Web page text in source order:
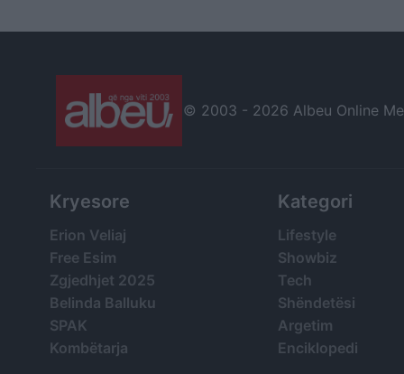
© 2003 - 2026 Albeu Online
Kryesore
Erion Veliaj
Free Esim
Zgjedhjet 2025
Belinda Balluku
SPAK
Kombëtarja
Kategori
Lifestyle
Showbiz
Tech
Shëndetësi
Argetim
Enciklopedi